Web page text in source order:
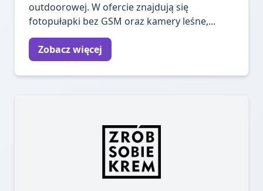
outdoorowej. W ofercie znajdują się
fotopułapki bez GSM oraz kamery leśne,...
Zobacz więcej